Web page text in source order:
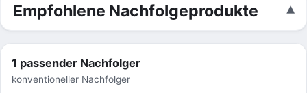
Empfohlene Nachfolgeprodukte
1 passender Nachfolger
konventioneller Nachfolger